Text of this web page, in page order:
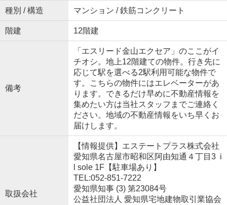
種別 / 構造 マンション / 鉄筋コンクリート
階建 12階建
備考
「エスリード金山エクセア」のここがイ
チオシ。地上12階建ての物件。行き先に
応じて駅を選べる2駅利用可能な物件で
す。こちらの物件にはエレベーターがあ
ります。できるだけ早めに不動産情報を
集めたい方は当社スタッフまでご連絡く
ださい。地域の不動産情報をいち早くお
届けします。
取扱会社
【情報提供】エステートプラス株式会社
愛知県名古屋市昭和区阿由知通４丁目3 i
l sole 1F【駐車場あり】
TEL:052-851-7222
愛知県知事 (3) 第23084号
公益社団法人 愛知県宅地建物取引業協会